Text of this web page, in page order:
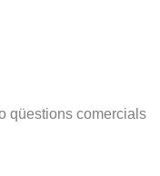
qüestions comercials